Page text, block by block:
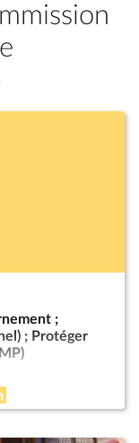
;
; Protéger